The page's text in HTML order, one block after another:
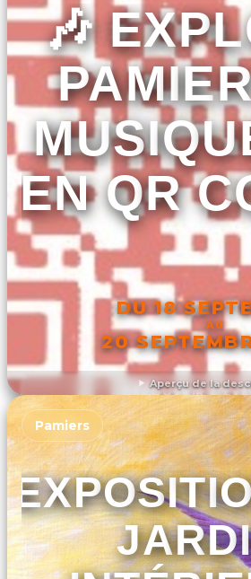
Aperçu de la
🎶
EN QR
DU 18
AU
20
DÉCOUVRIR
Pamiers